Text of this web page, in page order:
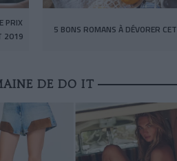
PRIX
2019
5 BONS ROMANS À DÉVORER
DE DO IT